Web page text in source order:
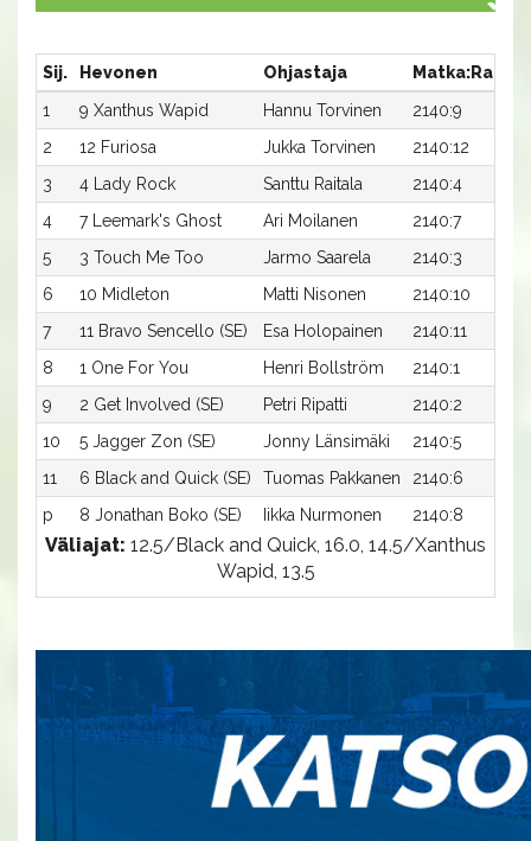
Sij. Hevonen Ohjastaja Matka:Rata
1
9 Xanthus Wapid Hannu Torvinen 2140:9
2
12 Furiosa Jukka Torvinen 2140:12
3
4 Lady Rock Santtu Raitala 2140:4
4
7 Leemark's Ghost Ari Moilanen 2140:7
5
3 Touch Me Too Jarmo Saarela 2140:3
6
10 Midleton Matti Nisonen 2140:10
7
11 Bravo Sencello (SE) Esa Holopainen 2140:11
8
1 One For You Henri Bollström 2140:1
9
2 Get Involved (SE) Petri Ripatti 2140:2
10
5 Jagger Zon (SE) Jonny Länsimäki 2140:5
11
6 Black and Quick (SE) Tuomas Pakkanen 2140:6
p
8 Jonathan Boko (SE) Iikka Nurmonen 2140:8
Väliajat: 12.5/Black and Quick, 16.0, 14.5/Xanthus
Wapid, 13.5